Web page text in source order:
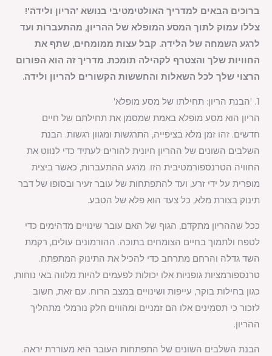
ברוכים הבאים למדריך האולטימטיבי בנושא 'הריון ולידה'!
צללו עמוק לתוך המסע המופלא של ההריון, מהתעברות ועד
לרגע השמחה של הלידה. קבל עצות ממומחים, שתף את
החוויות שלך והצטרף לקהילה תומכת. מדריך זה הוא הפורום
הרצוי שלך לכל השאלות והחששות הקשורים להריון ולידה.
1. 'הבנת הריון: תחילתו של מסע מופלא'
הריון הוא מסע מופלא באמת שמסמן את תחילתם של חיים
חדשים. זהו זמן מלא בציפייה, התרגשות ומגוון רגשות. הבנת
השלבים השונים של ההריון חיונית להורים לעתיד כדי לנווט את
החוויה הטרנספורמטיבית הזו. מרגע ההתעברות, כאשר ביצית
מופרית על ידי זרע, ועד להתפתחות של עובר זעיר ובסופו של דבר
תינוק בצורת מלא, כל צעד הוא פלא של הטבע.
ככל שההריון מתקדם, הגוף של האם עובר שינויים מדהימים כדי
לטפח ולתמוך בחיים הצומחים בתוכה. ההורמונים עולים, רקמת
השד גדלה והרחם מתרחב כדי להכיל את התינוק המתפתח.
טרנספורמציות גופניות אלו יכולות לפעמים להיות מלווה באי נוחות,
כגון בחילות בוקר, עייפות ושינויים במצב הרוח. עם זאת, חשוב
לזכור כי תסמינים אלו הם זמניים ומהווים חלק נורמלי מתהליך
ההריון.
הבנת השלבים השונים של התפתחות העובר היא מעוררת יראה.